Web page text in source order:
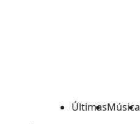
ÚltimasMúsica